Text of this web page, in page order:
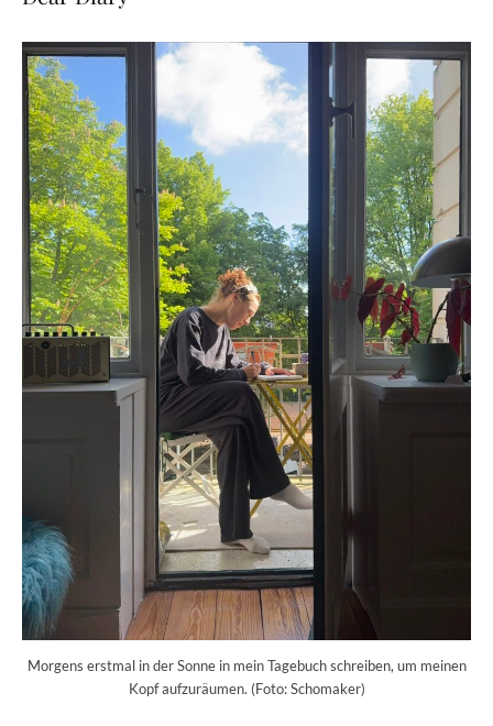
Morgens erstmal in der Sonne in mein Tagebuch schreiben, um meinen
Kopf aufzuräumen. (Foto: Schomaker)